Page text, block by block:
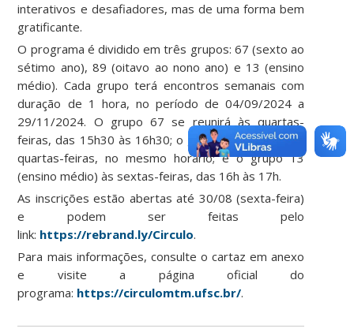
interativos e desafiadores, mas de uma forma bem
gratificante.
O programa é dividido em três grupos: 67 (sexto ao
sétimo ano), 89 (oitavo ao nono ano) e 13 (ensino
médio). Cada grupo terá encontros semanais com
duração de 1 hora, no período de 04/09/2024 a
29/11/2024. O grupo 67 se reunirá às quartas-
feiras, das 15h30 às 16h30; o grupo 89 também às
quartas-feiras, no mesmo horário; e o grupo 13
(ensino médio) às sextas-feiras, das 16h às 17h.
As inscrições estão abertas até 30/08 (sexta-feira)
e podem ser feitas pelo
link: https://rebrand.ly/Circulo.
Para mais informações, consulte o cartaz em anexo
e visite a página oficial do
programa: https://circulomtm.ufsc.br/.